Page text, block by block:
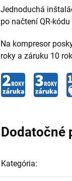
Jednoduchá
po načtení QR-
Na kompresor
roky a záruku 10
Dodatočné
Kategória: